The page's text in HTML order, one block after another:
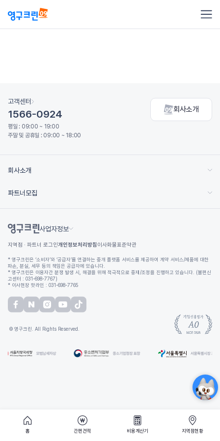
고객센터
1566-0924
평일 : 09:00 ~ 19:00
주말 및 공휴일 : 09:00 ~ 18:00
회사소개
회사소개
파트너모집
사업자정보
지역점 · 파트너 로그인개인정보처리방침 이사화물표준약관
* 영구크린은 ‘소비자’와 ‘공급자’를 연결하는 중개 플랫폼 서비스를 제공하여 계약 서비스/제품에 대한
파손, 분실, 세무 등의 책임은 공급자에 있습니다.
* 영구크린은 이용자간 분쟁 발생 시, 해결을 위해 적극적으로 중재/조정을 진행하고 있습니다. (불편신
고센터 : 031-698-7767)
* 이사현장 핫라인 : 031-698-7765
© 영구크린. All Rights Reserved.
홈 간편견적 비용계산기 지역점현황